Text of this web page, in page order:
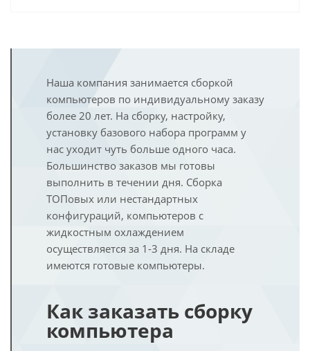
Наша компания занимается сборкой
компьютеров по индивидуальному заказу
более 20 лет. На сборку, настройку,
установку базового набора программ у
нас уходит чуть больше одного часа.
Большинство заказов мы готовы
выполнить в течении дня. Сборка
ТОПовых или нестандартных
конфигураций, компьютеров с
жидкостным охлаждением
осуществляется за 1-3 дня. На складе
имеются готовые компьютеры.
Как заказать сборку
компьютера